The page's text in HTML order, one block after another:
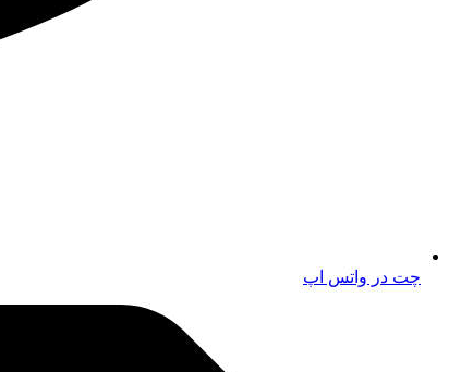
چت در واتس اپ